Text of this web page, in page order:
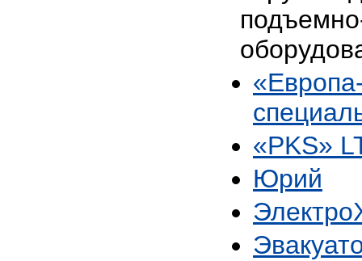
«PKS»
Юрий